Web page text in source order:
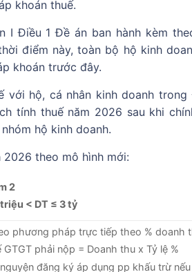
khoán thuế.
I Điều 1 Đề án ban hành kèm
điểm này, toàn bộ hộ kinh
khoán trước đây.
hộ, cá nhân kinh doanh
tính thuế năm 2026 sau khi
hộ kinh doanh.
theo mô hình mới:
2
< DT ≤ 3 tỷ
phương pháp trực tiếp theo % doanh
GTGT phải nộp = Doanh thu x Tỷ lệ %
đăng ký áp dụng pp khấu trừ